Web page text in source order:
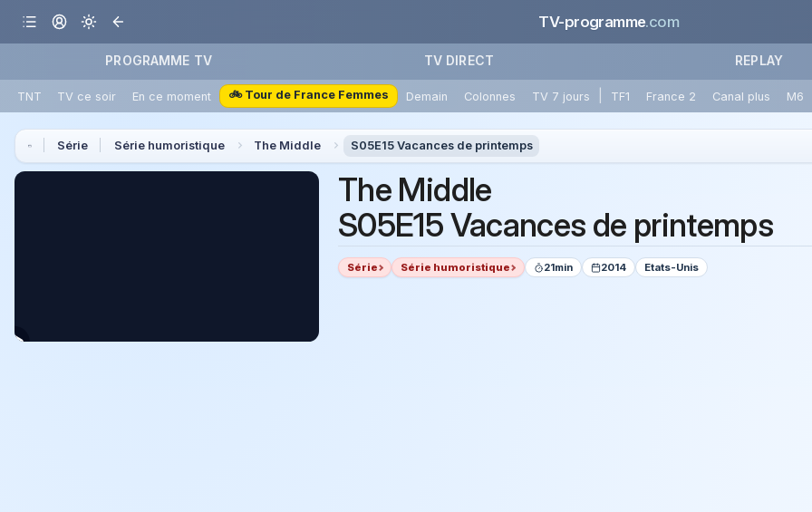
TV-programme.com
PROGRAMME TV TV DIRECT REPLAY
TNT TV ce soir En ce moment 🚲 Tour de France Femmes Demain Colonnes TV 7 jours TF1 France 2 Canal plus M6
Série Série humoristique The Middle S05E15 Vacances de printemps
The Middle
S05E15 Vacances de printemps
Série Série humoristique 21min 2014 Etats-Unis